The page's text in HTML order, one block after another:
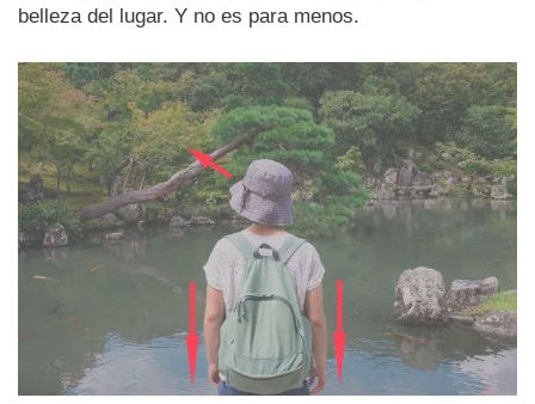
belleza del lugar. Y no es para menos.